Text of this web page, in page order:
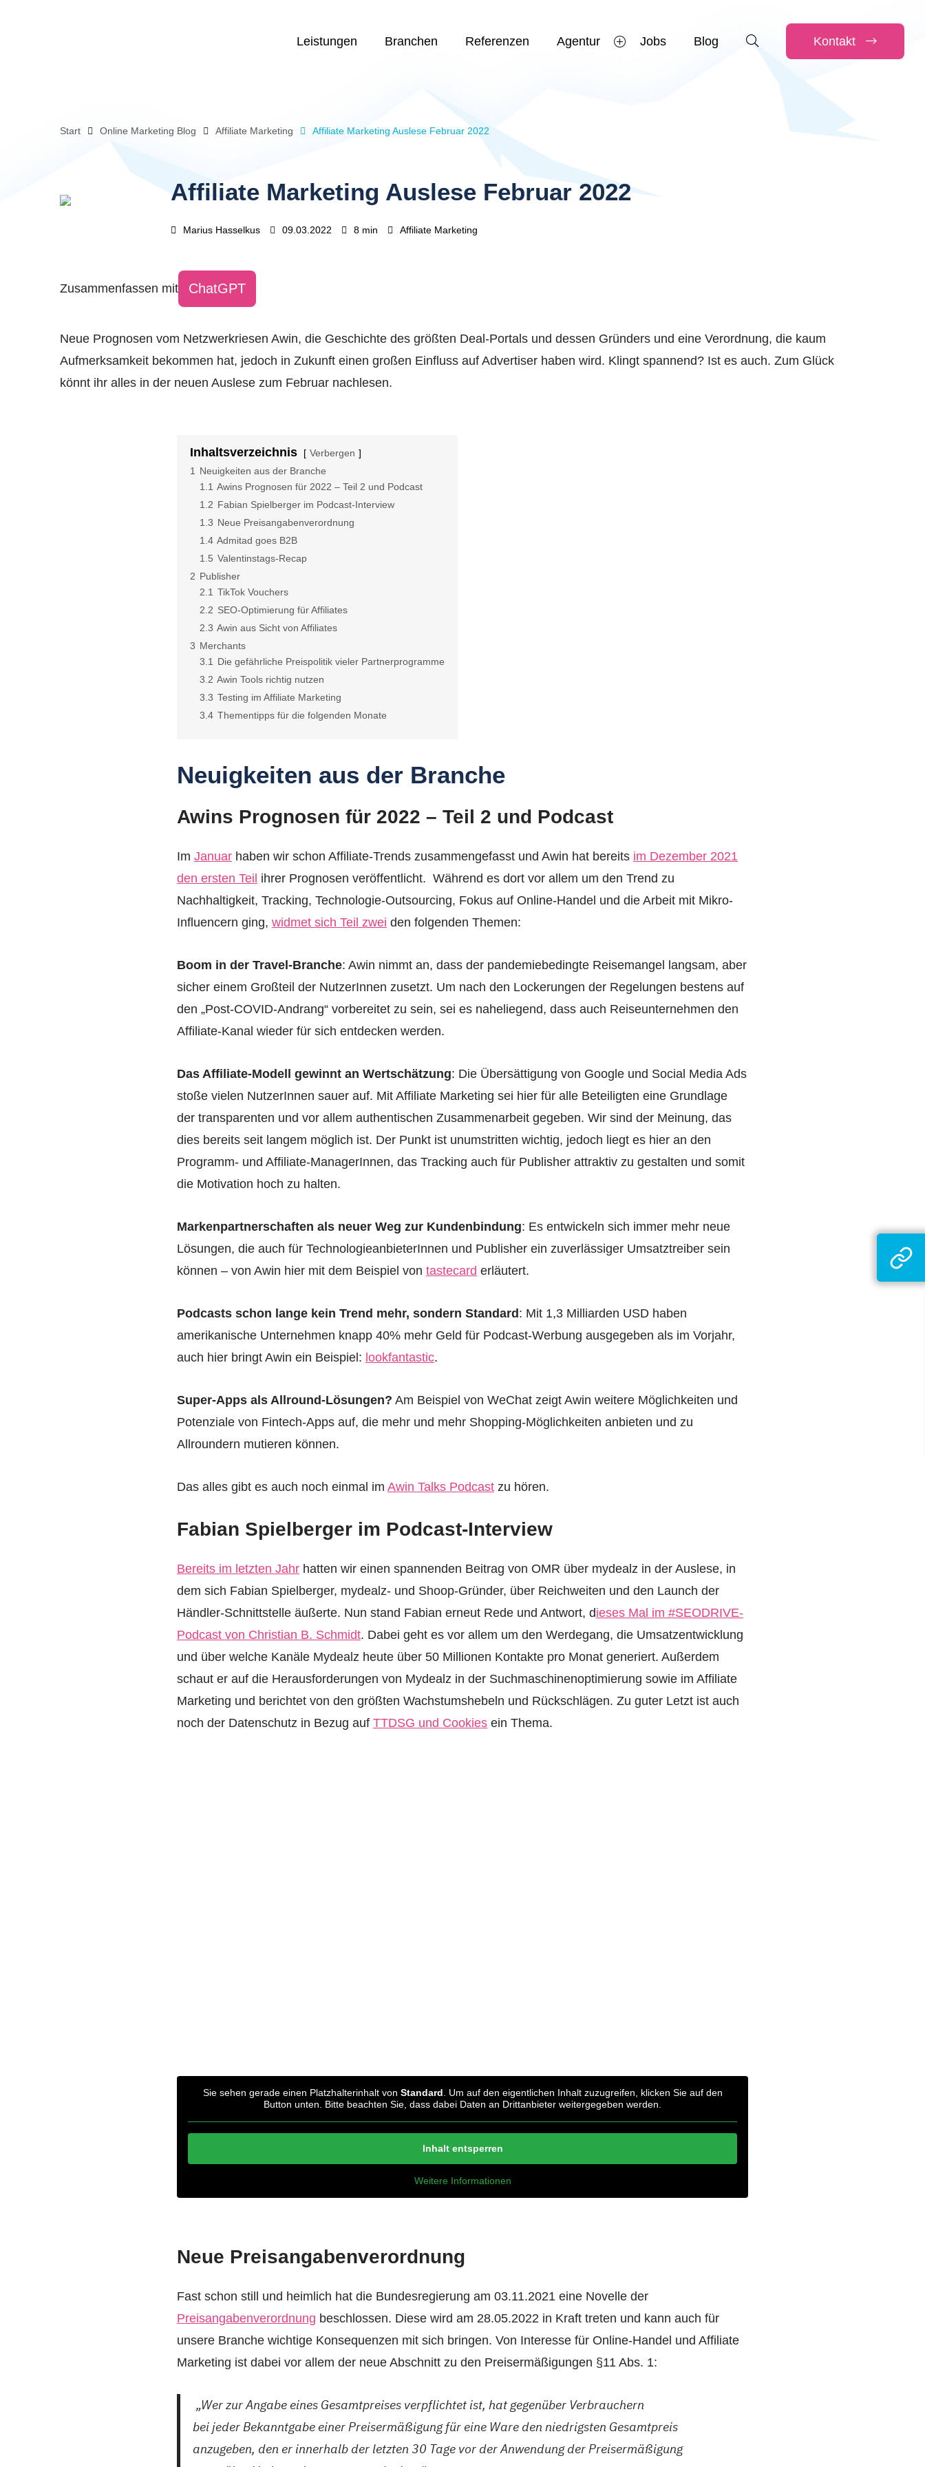
Leistungen Branchen Referenzen Agentur Jobs Blog Kontakt
Start Online Marketing Blog Affiliate Marketing Affiliate Marketing Auslese Februar 2022
Affiliate Marketing Auslese Februar 2022
Marius Hasselkus 09.03.2022 8 min Affiliate Marketing
Zusammenfassen mit ChatGPT
Neue Prognosen vom Netzwerkriesen Awin, die Geschichte des größten Deal-Portals und dessen Gründers und eine Verordnung, die kaum
Aufmerksamkeit bekommen hat, jedoch in Zukunft einen großen Einfluss auf Advertiser haben wird. Klingt spannend? Ist es auch. Zum Glück
könnt ihr alles in der neuen Auslese zum Februar nachlesen.
Inhaltsverzeichnis
Verbergen
1
Neuigkeiten aus der Branche
1.1 Awins Prognosen für 2022 – Teil 2 und Podcast
1.2 Fabian Spielberger im Podcast-Interview
1.3 Neue Preisangabenverordnung
1.4 Admitad goes B2B
1.5 Valentinstags-Recap
2 Publisher
2.1 TikTok Vouchers
2.2 SEO-Optimierung für Affiliates
2.3 Awin aus Sicht von Affiliates
3 Merchants
3.1
Die gefährliche Preispolitik vieler Partnerprogramme
3.2 Awin Tools richtig nutzen
3.3 Testing im Affiliate Marketing
3.4 Thementipps für die folgenden Monate
Neuigkeiten aus der Branche
Awins Prognosen für 2022 – Teil 2 und Podcast
Im Januar haben wir schon Affiliate-Trends zusammengefasst und Awin hat bereits im Dezember 2021
den ersten Teil ihrer Prognosen veröffentlicht. Während es dort vor allem um den Trend zu
Nachhaltigkeit, Tracking, Technologie-Outsourcing, Fokus auf Online-Handel und die Arbeit mit Mikro-
Influencern ging, widmet sich Teil zwei den folgenden Themen:
Boom in der Travel-Branche: Awin nimmt an, dass der pandemiebedingte Reisemangel langsam, aber
sicher einem Großteil der NutzerInnen zusetzt. Um nach den Lockerungen der Regelungen bestens auf
den „Post-COVID-Andrang“ vorbereitet zu sein, sei es naheliegend, dass auch Reiseunternehmen den
Affiliate-Kanal wieder für sich entdecken werden.
Das Affiliate-Modell gewinnt an Wertschätzung: Die Übersättigung von Google und Social Media Ads
stoße vielen NutzerInnen sauer auf. Mit Affiliate Marketing sei hier für alle Beteiligten eine Grundlage
der transparenten und vor allem authentischen Zusammenarbeit gegeben. Wir sind der Meinung, das
dies bereits seit langem möglich ist. Der Punkt ist unumstritten wichtig, jedoch liegt es hier an den
Programm- und Affiliate-ManagerInnen, das Tracking auch für Publisher attraktiv zu gestalten und somit
die Motivation hoch zu halten.
Markenpartnerschaften als neuer Weg zur Kundenbindung: Es entwickeln sich immer mehr neue
Lösungen, die auch für TechnologieanbieterInnen und Publisher ein zuverlässiger Umsatztreiber sein
können – von Awin hier mit dem Beispiel von tastecard erläutert.
Podcasts schon lange kein Trend mehr, sondern Standard : Mit 1,3 Milliarden USD haben
amerikanische Unternehmen knapp 40% mehr Geld für Podcast-Werbung ausgegeben als im Vorjahr,
auch hier bringt Awin ein Beispiel: lookfantastic.
Super-Apps als Allround-Lösungen? Am Beispiel von WeChat zeigt Awin weitere Möglichkeiten und
Potenziale von Fintech-Apps auf, die mehr und mehr Shopping-Möglichkeiten anbieten und zu
Allroundern mutieren können.
Das alles gibt es auch noch einmal im Awin Talks Podcast zu hören.
Fabian Spielberger im Podcast-Interview
Bereits im letzten Jahr hatten wir einen spannenden Beitrag von OMR über mydealz in der Auslese, in
dem sich Fabian Spielberger, mydealz- und Shoop-Gründer, über Reichweiten und den Launch der
Händler-Schnittstelle äußerte. Nun stand Fabian erneut Rede und Antwort, dieses Mal im #SEODRIVE-
Podcast von Christian B. Schmidt. Dabei geht es vor allem um den Werdegang, die Umsatzentwicklung
und über welche Kanäle Mydealz heute über 50 Millionen Kontakte pro Monat generiert. Außerdem
schaut er auf die Herausforderungen von Mydealz in der Suchmaschinenoptimierung sowie im Affiliate
Marketing und berichtet von den größten Wachstumshebeln und Rückschlägen. Zu guter Letzt ist auch
noch der Datenschutz in Bezug auf TTDSG und Cookies ein Thema.
Sie sehen gerade einen Platzhalterinhalt von Standard . Um auf den eigentlichen Inhalt zuzugreifen, klicken Sie auf den
Button unten. Bitte beachten Sie, dass dabei Daten an Drittanbieter weitergegeben werden.
Inhalt entsperren
Weitere Informationen
Neue Preisangabenverordnung
Fast schon still und heimlich hat die Bundesregierung am 03.11.2021 eine Novelle der
Preisangabenverordnung beschlossen. Diese wird am 28.05.2022 in Kraft treten und kann auch für
unsere Branche wichtige Konsequenzen mit sich bringen. Von Interesse für Online-Handel und Affiliate
Marketing ist dabei vor allem der neue Abschnitt zu den Preisermäßigungen §11 Abs. 1:
„Wer zur Angabe eines Gesamtpreises verpflichtet ist, hat gegenüber Verbrauchern
bei jeder Bekanntgabe einer Preisermäßigung für eine Ware den niedrigsten Gesamtpreis
anzugeben, den er innerhalb der letzten 30 Tage vor der Anwendung der Preisermäßigung